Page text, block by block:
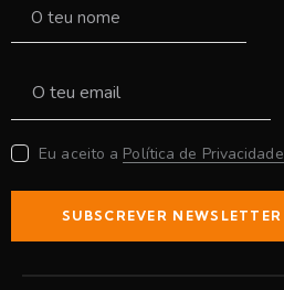
Eu aceito a Política de Privacidade
SUBSCREVER NEWSLETTER